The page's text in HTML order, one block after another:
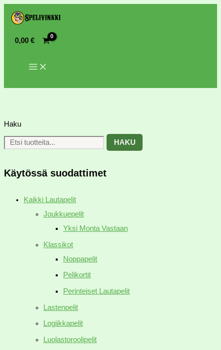
0,00€
Haku
HAKU
Käytössä suodattimet
Kaikki Lautapelit
Joukkuepelit
Yksi Monta Vastaan
Klassikot
Noppapelit
Pelikortit
Perinteiset Lautapelit
Lastenpelit
Logiikkapelit
Luolastoroolipelit